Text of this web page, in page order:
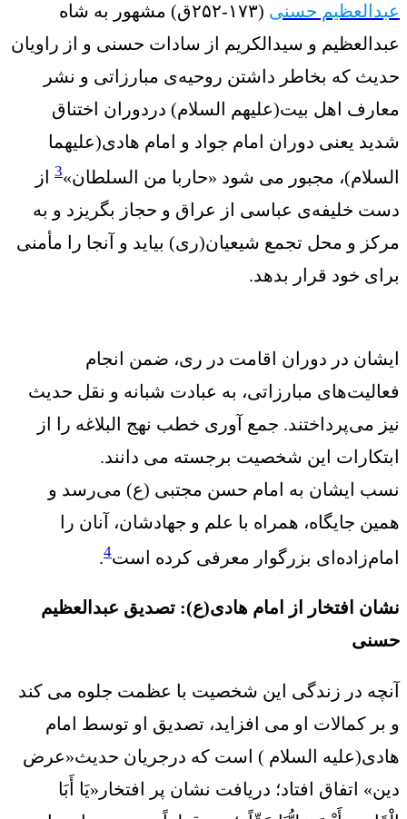
عبدالعظیم حسنی
(۱۷۳-۲۵۲ق) مشهور به شاه
عبدالعظیم و سیدالکریم از سادات حسنی و از راویان
حدیث که بخاطر داشتن روحیه‌ی مبارزاتی و نشر
معارف اهل بیت(علیهم السلام) دردوران اختناق
شدید یعنی دوران امام جواد و امام هادی(علیهما
السلام)، مجبور می شود «حاربا من السلطان»3 از
دست خلیفه‌ی عباسی از عراق و حجاز بگریزد و به
مرکز و محل تجمع شیعیان(ری) بیاید و آنجا را مأمنی
برای خود قرار بدهد.
ایشان در دوران اقامت در ری، ضمن انجام
فعالیت‌های مبارزاتی، به عبادت شبانه و نقل حدیث
نیز می‌پرداختند. جمع آوری خطب نهج البلاغه را از
ابتکارات این شخصیت برجسته می دانند.
نسب ایشان به امام حسن مجتبی (ع) می‌رسد و
همین جایگاه، همراه با علم و جهادشان، آنان را
امام‌زاده‌ای بزرگوار معرفی کرده است4
.
نشان افتخار از امام هادی(ع): تصدیق عبدالعظیم
حسنی
آنچه در زندگی این شخصیت با عظمت جلوه می کند
و بر کمالات او می افزاید، تصدیق او توسط امام
هادی(علیه السلام ) است که درجریان حدیث«عرض
دین» اتفاق افتاد؛ دریافت نشان پر افتخار«یَا أَبَا